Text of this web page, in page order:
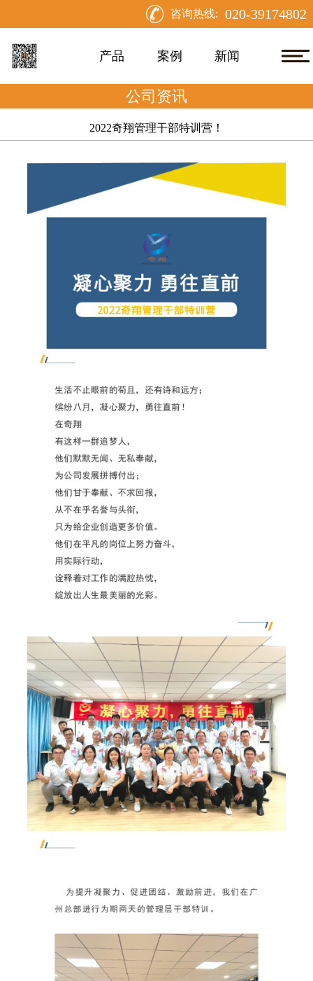
咨询热线: 020-39174802
产品 案例 新闻
公司资讯
2022奇翔管理干部特训营！